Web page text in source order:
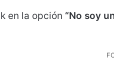
en la opción “No soy